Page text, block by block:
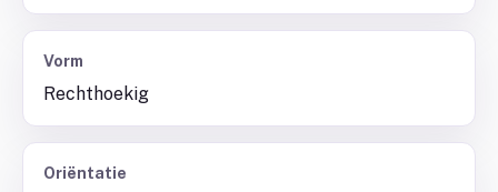
Vorm
Rechthoekig
Oriëntatie